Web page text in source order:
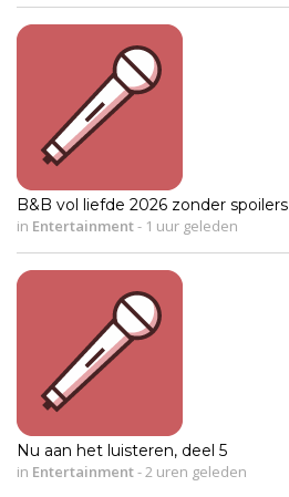
B&B vol liefde 2026 zonder spoilers
in Entertainment- 1 uur geleden
Nu aan het luisteren, deel 5
in Entertainment- 2 uren geleden